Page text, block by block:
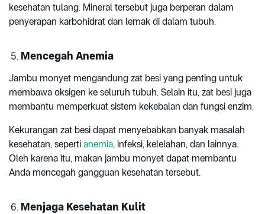
kesehatan tulang. Mineral tersebut juga berperan dalam
penyerapan karbohidrat dan lemak di dalam tubuh.
Mencegah Anemia
Jambu monyet mengandung zat besi yang penting untuk
membawa oksigen ke seluruh tubuh. Selain itu, zat besi juga
membantu memperkuat sistem kekebalan dan fungsi enzim.
Kekurangan zat besi dapat menyebabkan banyak masalah
kesehatan, seperti anemia, infeksi, kelelahan, dan lainnya.
Oleh karena itu, makan jambu monyet dapat membantu
Anda mencegah gangguan kesehatan tersebut.
Menjaga Kesehatan Kulit